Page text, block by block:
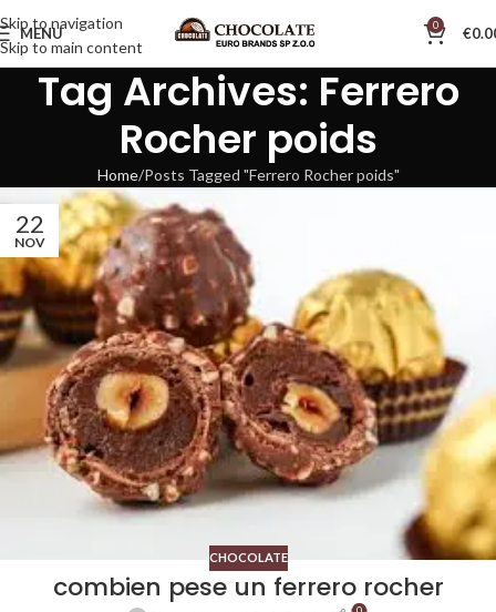
Skip to navigation
Skip to main content
MENU 0 €
Tag Archives: Ferrero
Rocher poids
Home Posts Tagged "Ferrero Rocher poids"
22
NOV
CHOCOLATE
combien pese un ferrero rocher​